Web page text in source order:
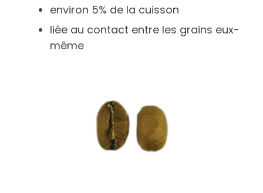
environ 5% de la cuisson
liée au contact entre les grains eux-
même